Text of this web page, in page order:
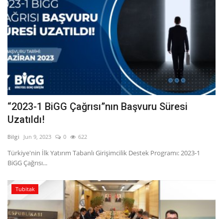
“2023-1 BiGG Çağrısı”nın Başvuru Süresi
Uzatıldı!
Bilgi Jun 9, 2023 0 622
Türkiye'nin İlk Yatırım Tabanlı Girişimcilik Destek Programı: 2023-1
BiGG Çağrısı...
Tubitak